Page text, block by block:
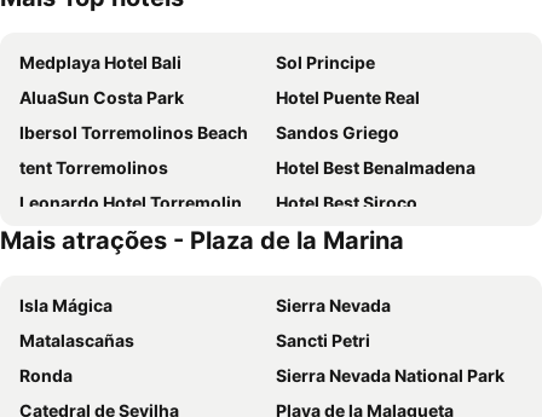
Medplaya Hotel Bali
Sol Principe
AluaSun Costa Park
Hotel Puente Real
Ibersol Torremolinos Beach
Sandos Griego
tent Torremolinos
Hotel Best Benalmadena
Leonardo Hotel Torremolinos Costa del Sol
Hotel Best Siroco
BLUESEA Al Andalus
Hotel Parasol By Dorobe
Sol Torremolinos - Don Pedro
MedPlaya Hotel Alba Beach
Sol Puerto Marina
Ilunion Málaga
MS Amaragua Hotel & Convention Center
Sercotel Rosaleda Málaga
Eurostars Malaga
San Fermín by Dorobe
Mais atrações - Plaza de la Marina
Isla Mágica
Sierra Nevada
Matalascañas
Sancti Petri
Ronda
Sierra Nevada National Park
Catedral de Sevilha
Playa de la Malagueta